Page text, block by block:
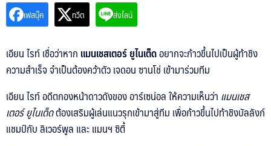
เฟสบุ๊ค ทวีต ส่งไลน์
เอียน ไรท์ เชื่อว่าหาก แมนเชสเตอร์ ยูไนเต็ดอยากจะก้าวขึ้นไปเป็นผู้ท้าชิง
ความสำเร็จ จำเป็นต้องคว้าตัว เจดอน ซานโช่ เข้ามาร่วมทีม
เอียน ไรท์ อดีตกองหน้าดาวดังของ อาร์เซน่อล ให้ความเห็นว่า แมนเชส
เตอร์ ยูไนเต็ดต้องเสริมผู้เล่นแนวรุกเข้ามาสู่ทีม เพื่อก้าวขึ้นไปท้าชิงบัลลังก์
แชมป์กับ ลิเวอร์พูล และ แมนฯ ซิตี้